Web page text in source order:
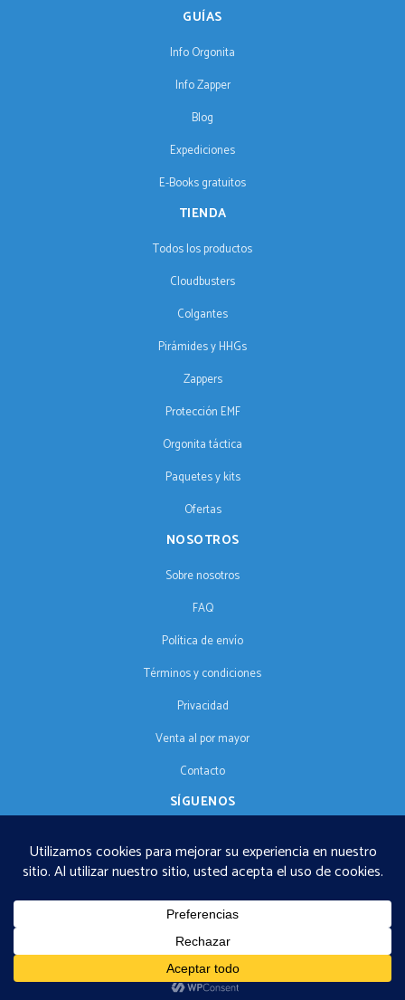
GUÍAS
Info Orgonita
Info Zapper
Blog
Expediciones
E-Books gratuitos
TIENDA
Todos los productos
Cloudbusters
Colgantes
Pirámides y HHGs
Zappers
Protección EMF
Orgonita táctica
Paquetes y kits
Ofertas
NOSOTROS
Sobre nosotros
FAQ
Política de envío
Términos y condiciones
Privacidad
Venta al por mayor
Contacto
SÍGUENOS
ES
€125 envío gratuito · © 2026 Orgonise Africa